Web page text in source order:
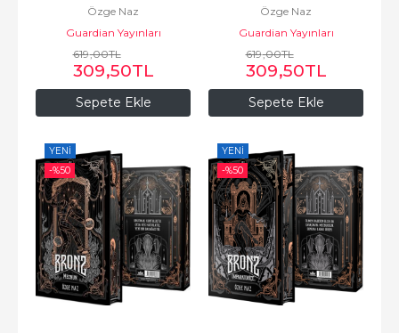
Sepete Ekle
Özge Naz
Guardian Yayınları
619,00TL
309,50TL
Sepete Ekle
Özge Naz
Guardian Yayınları
619,00TL
309,50TL
YENI
-%50
YENI
-%50